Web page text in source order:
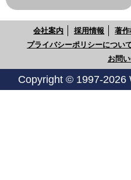
会社案内 採用情報 著
プライバシーポリシーについ
お問
Copyright © 1997-2026